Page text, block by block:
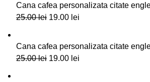
Cana cafea personalizata citate
25.00lei 19.00 lei
Cana cafea personalizata citate
25.00lei 19.00 lei